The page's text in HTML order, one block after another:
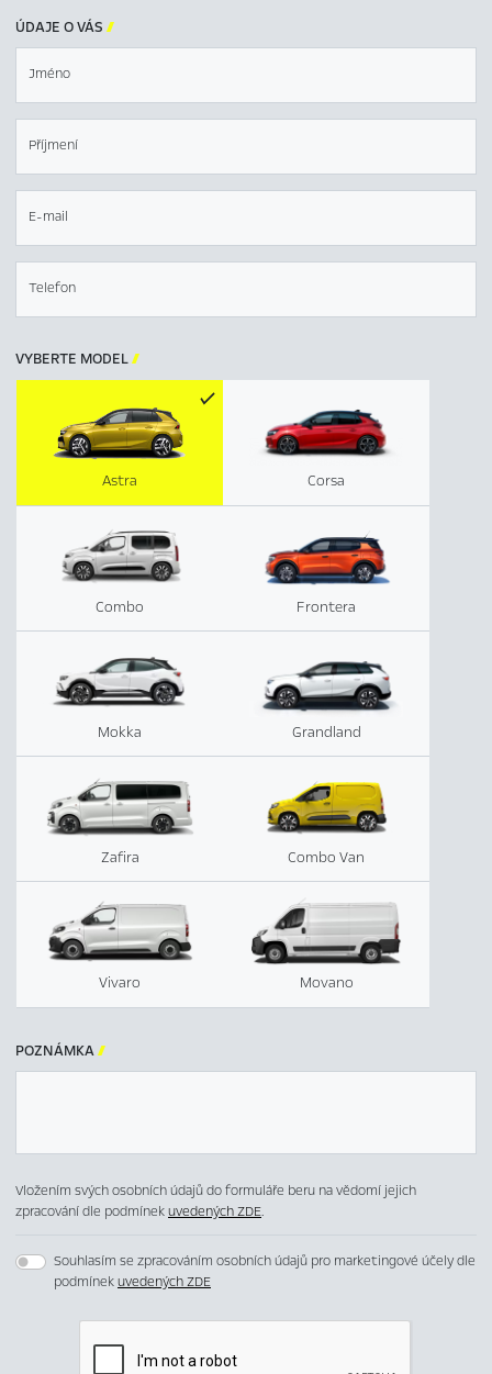
ÚDAJE O VÁS 
Jméno
Příjmení
E-mail
Telefon
VYBERTE MODEL
Corsa
Combo Frontera
Astra
Mokka Grandland
Zafira Combo Van
Vivaro Movano
POZNÁMKA
Vložením svých osobních údajů do formuláře beru na vědomí jejich
zpracování dle podmínekuvedených ZDE.
Souhlasím se zpracováním osobních údajů pro marketingové účely dle
podmínekuvedených ZDE